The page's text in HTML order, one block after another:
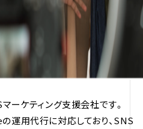
ーケティング支援会社です。
運用代行に対応しており、SNS